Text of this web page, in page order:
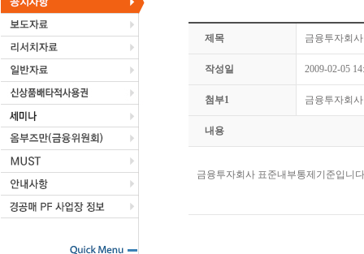
제목 금융투자회
작성일 2009-02-05
첨부1 금융투자회
내용
금융투자회사 표준내부통제기준입니